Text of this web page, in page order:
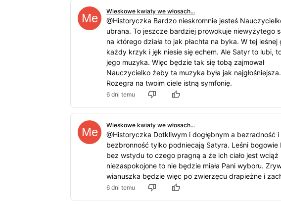
Wieskowe kwiaty we włosach...
@Historyczka Bardzo nieskromnie jesteś
ubrana. To jeszcze bardziej prowokuje niewyżytego
na którego działa to jak płachta na byka. W tej leśnej
każdy krzyk i jęk niesie się echem. Ale Satyr to lubi,
jego muzyka. Więc będzie tak się tobą zajmował
Nauczycielko żeby ta muzyka była jak najgłośniejsza.
Rozegra na twoim ciele istną symfonię.
6 dni temu
Wieskowe kwiaty we włosach...
@Historyczka Dotkliwym i dogłębnym a bezradność i
bezbronność tylko podniecają Satyra. Leśni bogowie
bez wstydu to czego pragną a że ich ciało jest wciąż
niezaspokojone to nie będzie miała Pani wyboru.
wianuszka będzie więc po zwierzęcu drapieżne i
6 dni temu